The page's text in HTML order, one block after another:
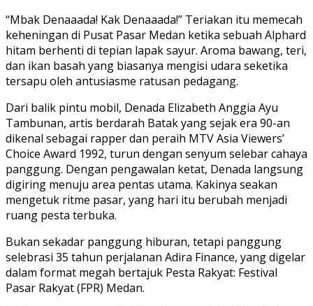
“Mbak Denaaada! Kak Denaaada!” Teriakan itu memecah
keheningan di Pusat Pasar Medan ketika sebuah Alphard
hitam berhenti di tepian lapak sayur. Aroma bawang, teri,
dan ikan basah yang biasanya mengisi udara seketika
tersapu oleh antusiasme ratusan pedagang.
Dari balik pintu mobil, Denada Elizabeth Anggia Ayu
Tambunan, artis berdarah Batak yang sejak era 90-an
dikenal sebagai rapper dan peraih MTV Asia Viewers’
Choice Award 1992, turun dengan senyum selebar cahaya
panggung. Dengan pengawalan ketat, Denada langsung
digiring menuju area pentas utama. Kakinya seakan
mengetuk ritme pasar, yang hari itu berubah menjadi
ruang pesta terbuka.
Bukan sekadar panggung hiburan, tetapi panggung
selebrasi 35 tahun perjalanan Adira Finance, yang digelar
dalam format megah bertajuk Pesta Rakyat: Festival
Pasar Rakyat (FPR) Medan.